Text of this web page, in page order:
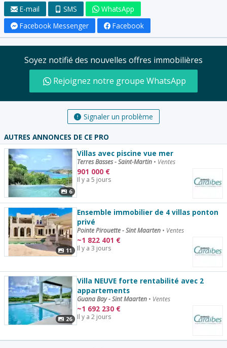
E-mail SMS
WhatsApp
Facebook Messenger
Facebook
Soyez notifié des nouvelles offres immobilières
Rejoignez notre groupe WhatsApp
Signaler un problème
AUTRES ANNONCES DE CE PRO
6
Villas avec piscine vue mer
Terres Basses - Saint-Martin • Ventes
901 000 €
Il y a 5 jours
11
Ensemble immobilier de 4 villas ponton
privé
Pointe Pirouette - Sint Maarten • Ventes
~1 822 401 €
Il y a 3 jours
26
Villa NEUVE forte rentabilité avec 2
appartements
Guana Bay - Sint Maarten • Ventes
~1 692 230 €
Il y a 2 jours